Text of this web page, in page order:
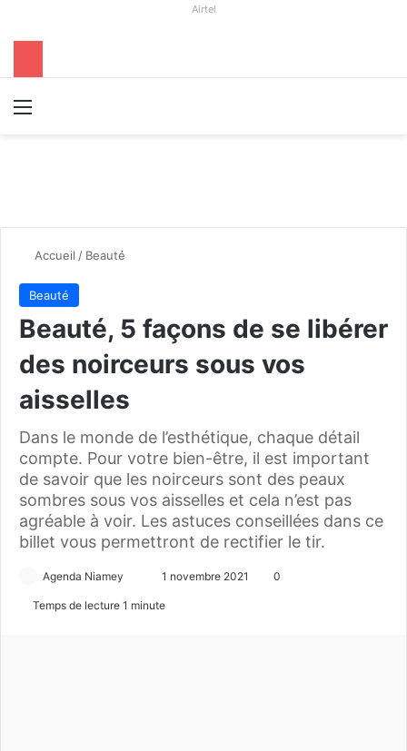
Airtel
Accueil / Beauté
Beauté
Beauté, 5 façons de se libérer
des noirceurs sous vos
aisselles
Dans le monde de l’esthétique, chaque détail
compte. Pour votre bien-être, il est important
de savoir que les noirceurs sont des peaux
sombres sous vos aisselles et cela n’est pas
agréable à voir. Les astuces conseillées dans ce
billet vous permettront de rectifier le tir.
Agenda Niamey
n
1 novembre 2021 0
Temps de lecture 1 minute